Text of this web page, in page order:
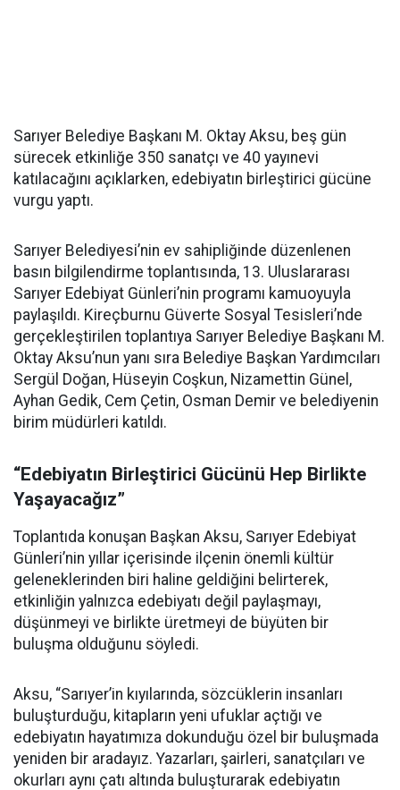
Sarıyer Belediye Başkanı M. Oktay Aksu, beş gün
sürecek etkinliğe 350 sanatçı ve 40 yayınevi
katılacağını açıklarken, edebiyatın birleştirici gücüne
vurgu yaptı.
Sarıyer Belediyesi’nin ev sahipliğinde düzenlenen
basın bilgilendirme toplantısında, 13. Uluslararası
Sarıyer Edebiyat Günleri’nin programı kamuoyuyla
paylaşıldı. Kireçburnu Güverte Sosyal Tesisleri’nde
gerçekleştirilen toplantıya Sarıyer Belediye Başkanı M.
Oktay Aksu’nun yanı sıra Belediye Başkan Yardımcıları
Sergül Doğan, Hüseyin Coşkun, Nizamettin Günel,
Ayhan Gedik, Cem Çetin, Osman Demir ve belediyenin
birim müdürleri katıldı.
“Edebiyatın Birleştirici Gücünü Hep Birlikte
Yaşayacağız”
Toplantıda konuşan Başkan Aksu, Sarıyer Edebiyat
Günleri’nin yıllar içerisinde ilçenin önemli kültür
geleneklerinden biri haline geldiğini belirterek,
etkinliğin yalnızca edebiyatı değil paylaşmayı,
düşünmeyi ve birlikte üretmeyi de büyüten bir
buluşma olduğunu söyledi.
Aksu, “Sarıyer’in kıyılarında, sözcüklerin insanları
buluşturduğu, kitapların yeni ufuklar açtığı ve
edebiyatın hayatımıza dokunduğu özel bir buluşmada
yeniden bir aradayız. Yazarları, şairleri, sanatçıları ve
okurları aynı çatı altında buluşturarak edebiyatın